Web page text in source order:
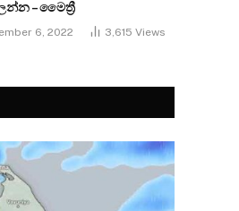
– මෛත්‍රී
6, 2022 3,615 Views